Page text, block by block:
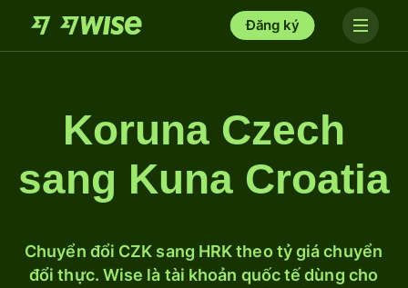
Đăng ký
Koruna Czech
sang Kuna Croatia
Chuyển đổi CZK sang HRK theo tỷ giá chuyển
đổi thực. Wise là tài khoản quốc tế dùng cho